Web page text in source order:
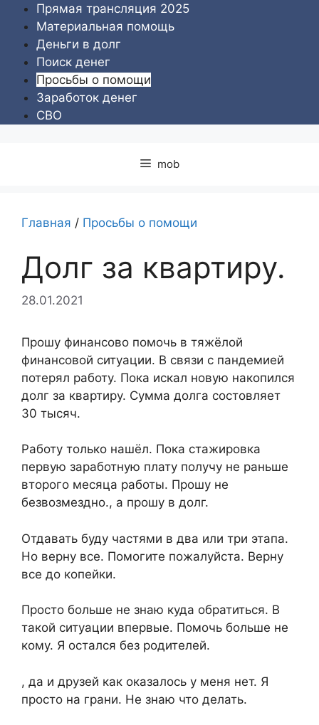
Перейти
содержимому
Прямая трансляция 2025
Материальная помощь
Деньги в долг
Поиск денег
Просьбы о помощи
Заработок денег
СВО
mob
Главная / Просьбы о помощи
Долг за квартиру.
28.01.2021
Прошу финансово помочь в тяжёлой
финансовой ситуации. В связи с пандемией
потерял работу. Пока искал новую накопился
долг за квартиру. Сумма долга состовляет
30 тысяч.
Работу только нашёл. Пока стажировка
первую заработную плату получу не раньше
второго месяца работы. Прошу не
безвозмездно., а прошу в долг.
Отдавать буду частями в два или три этапа.
Но верну все. Помогите пожалуйста. Верну
все до копейки.
Просто больше не знаю куда обратиться. В
такой ситуации впервые. Помочь больше не
кому. Я остался без родителей.
, да и друзей как оказалось у меня нет. Я
просто на грани. Не знаю что делать.